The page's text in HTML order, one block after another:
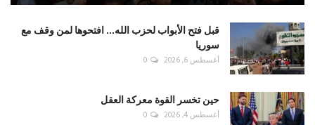
قبل فتح الأبواب لحزب الله... افتحوها لمن وقف مع
سوريا
أغسطس 6, 2026 0
حين تخسر القوة معركة العقل
أغسطس 4, 2026 0